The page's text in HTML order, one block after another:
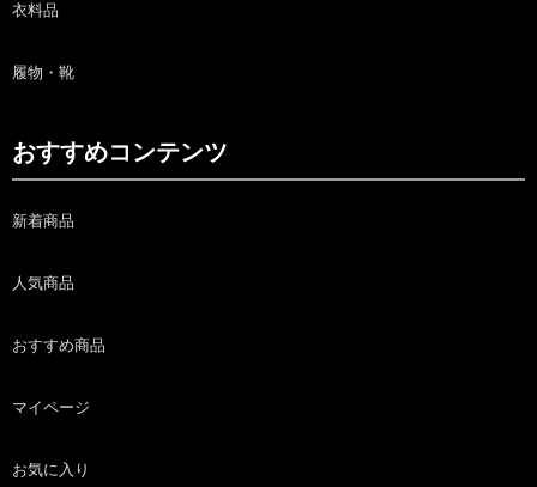
衣料品
履物・靴
おすすめコンテンツ
新着商品
人気商品
おすすめ商品
マイページ
お気に入り